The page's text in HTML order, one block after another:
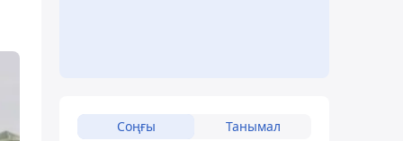
Соңғы Танымал